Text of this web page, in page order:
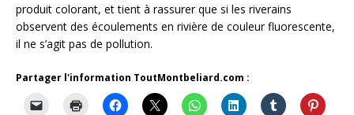
produit colorant, et tient à rassurer que si les riverains
observent des écoulements en rivière de couleur fluorescente,
il ne s’agit pas de pollution.
Partager l'information ToutMontbeliard.com :